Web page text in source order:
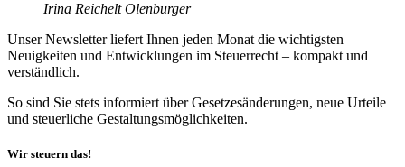
Irina Reichelt Olenburger
Unser Newsletter liefert Ihnen jeden Monat die wichtigsten
Neuigkeiten und Entwicklungen im Steuerrecht – kompakt und
verständlich.
So sind Sie stets informiert über Gesetzesänderungen, neue Urteile
und steuerliche Gestaltungsmöglichkeiten.
Wir steuern das!